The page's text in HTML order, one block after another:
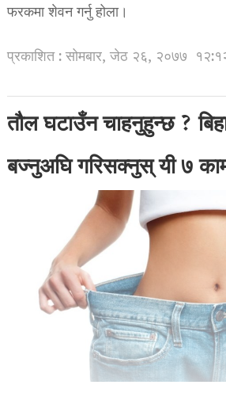
फरकमा शेवन गर्नु होला।
प्रकाशित : सोमबार, जेठ २६, २०७७
तौल घटाउँन चाहनुहुन्छ ?
बज्नुअघि गरिसक्नुस् यी ७